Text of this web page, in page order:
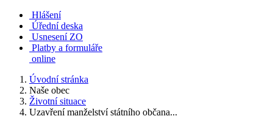
Hlášení
Úřední deska
Usnesení ZO
Platby a formuláře
online
Úvodní stránka
Naše obec
Životní situace
Uzavření manželství státního občana...